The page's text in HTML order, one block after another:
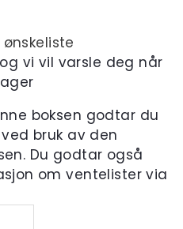
ønskeliste
vi vil varsle deg når
boksen godtar du
bruk av den
Du godtar også
om ventelister via